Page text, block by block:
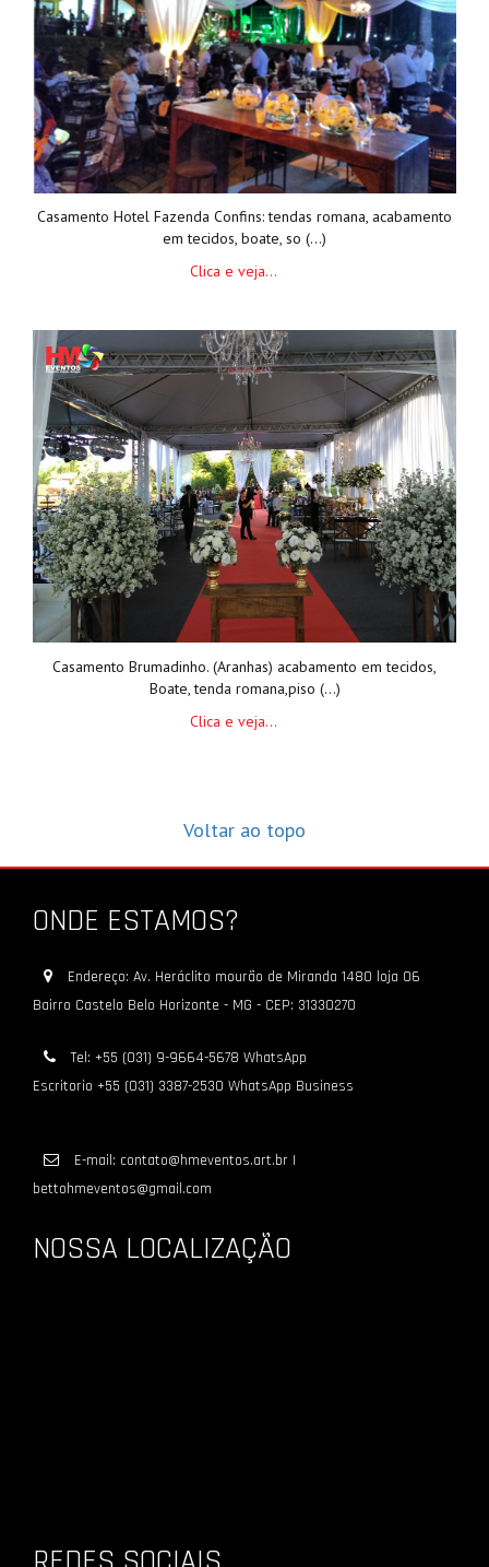
Casamento Hotel Fazenda Confins: tendas romana, acabamento
em tecidos, boate, so (...)
Clica e veja...
Casamento Brumadinho. (Aranhas) acabamento em tecidos,
Boate, tenda romana,piso (...)
Clica e veja...
Voltar ao topo
ONDE ESTAMOS?
Endereço: Av. Heráclito mourão de Miranda 1480 loja 06
Bairro Castelo Belo Horizonte - MG - CEP: 31330270
Tel: +55 (031) 9-9664-5678 WhatsApp
Escritorio +55 (031) 3387-2530 WhatsApp Business
E-mail: contato@hmeventos.art.br I
bettohmeventos@gmail.com
NOSSA LOCALIZAÇÃO